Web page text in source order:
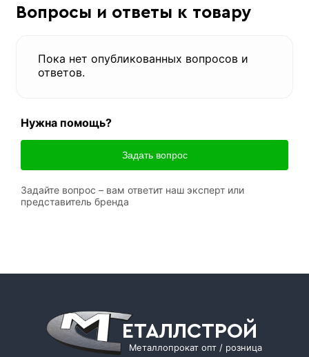
Вопросы и ответы к товару
Пока нет опубликованных вопросов и
ответов.
Нужна помощь?
Задать вопрос
Задайте вопрос – вам ответит наш эксперт или
представитель бренда
ЕТАЛЛСТРОЙ
Металлопрокат опт / розница